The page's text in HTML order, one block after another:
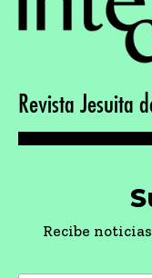
Revista Jesuita
Recibe